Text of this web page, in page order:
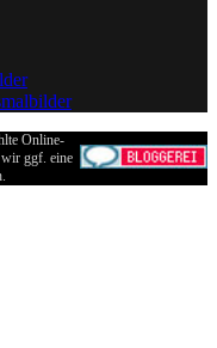
Online-
wir ggf. eine